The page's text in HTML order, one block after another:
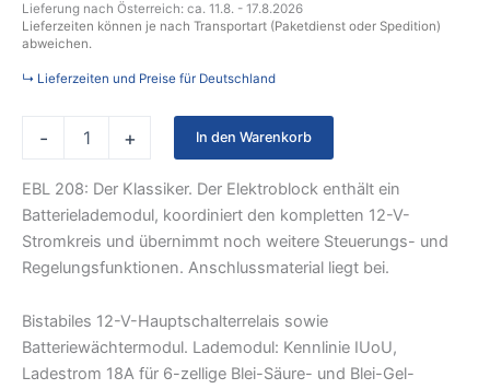
Lieferung nach Österreich: ca. 11.8. - 17.8.2026
Lieferzeiten können je nach Transportart (Paketdienst oder Spedition)
abweichen.
↳ Lieferzeiten und Preise für Deutschland
- + In den Warenkorb
EBL 208: Der Klassiker. Der Elektroblock enthält ein
Batterielademodul, koordiniert den kompletten 12-V-
Stromkreis und übernimmt noch weitere Steuerungs- und
Regelungsfunktionen. Anschlussmaterial liegt bei.
Bistabiles 12-V-Hauptschalterrelais sowie
Batteriewächtermodul. Lademodul: Kennlinie IUoU,
Ladestrom 18A für 6-zellige Blei-Säure- und Blei-Gel-